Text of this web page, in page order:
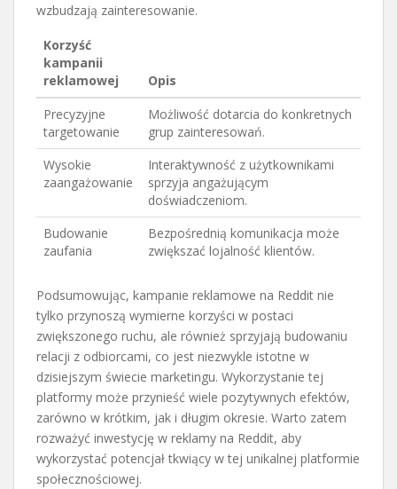
wzbudzają zainteresowanie.
Korzyść
kampanii
reklamowej
Opis
Precyzyjne
targetowanie
Możliwość dotarcia do konkretnych
grup zainteresowań.
Wysokie
zaangażowanie
Interaktywność z użytkownikami
sprzyja angażującym
doświadczeniom.
Budowanie
zaufania
Bezpośrednią komunikacja może
zwiększać lojalność klientów.
Podsumowując, kampanie reklamowe na Reddit nie
tylko przynoszą wymierne korzyści w postaci
zwiększonego ruchu, ale również sprzyjają budowaniu
relacji z odbiorcami, co jest niezwykle istotne w
dzisiejszym świecie marketingu. Wykorzystanie tej
platformy może przynieść wiele pozytywnych efektów,
zarówno w krótkim, jak i długim okresie. Warto zatem
rozważyć inwestycję w reklamy na Reddit, aby
wykorzystać potencjał tkwiący w tej unikalnej platformie
społecznościowej.